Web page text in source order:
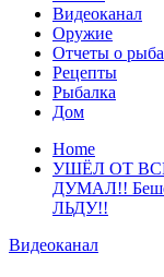
Видеоканал
Оружие
Отчеты о
Рецепты
Рыбалка
Дом
Home
УШЁЛ ОТ
ДУМАЛ!!
ЛЬДУ!!
Видеоканал